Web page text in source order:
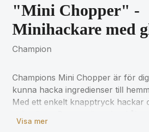
"Mini Chopper" -
Minihackare med
Champion
Champions Mini Chopper är för
kunna hacka ingredienser till
Med ett enkelt knapptryck hackar
knivarna i rostfritt stål gör denna
Visa mer